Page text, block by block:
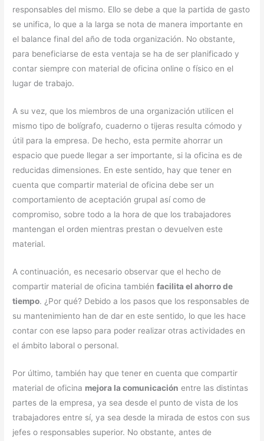
responsables del mismo. Ello se debe a que la partida de gasto
se unifica, lo que a la larga se nota de manera importante en
el balance final del año de toda organización. No obstante,
para beneficiarse de esta ventaja se ha de ser planificado y
contar siempre con material de oficina online o físico en el
lugar de trabajo.
A su vez, que los miembros de una organización utilicen el
mismo tipo de bolígrafo, cuaderno o tijeras resulta cómodo y
útil para la empresa. De hecho, esta permite ahorrar un
espacio que puede llegar a ser importante, si la oficina es de
reducidas dimensiones. En este sentido, hay que tener en
cuenta que compartir material de oficina debe ser un
comportamiento de aceptación grupal así como de
compromiso, sobre todo a la hora de que los trabajadores
mantengan el orden mientras prestan o devuelven este
material.
A continuación, es necesario observar que el hecho de
compartir material de oficina tambiénfacilita el ahorro de
tiempo. ¿Por qué? Debido a los pasos que los responsables de
su mantenimiento han de dar en este sentido, lo que les hace
contar con ese lapso para poder realizar otras actividades en
el ámbito laboral o personal.
Por último, también hay que tener en cuenta que compartir
material de oficina mejora la comunicación entre las distintas
partes de la empresa, ya sea desde el punto de vista de los
trabajadores entre sí, ya sea desde la mirada de estos con sus
jefes o responsables superior. No obstante, antes de